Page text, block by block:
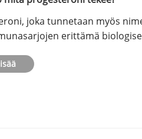
joka tunnetaan myös
erittämä